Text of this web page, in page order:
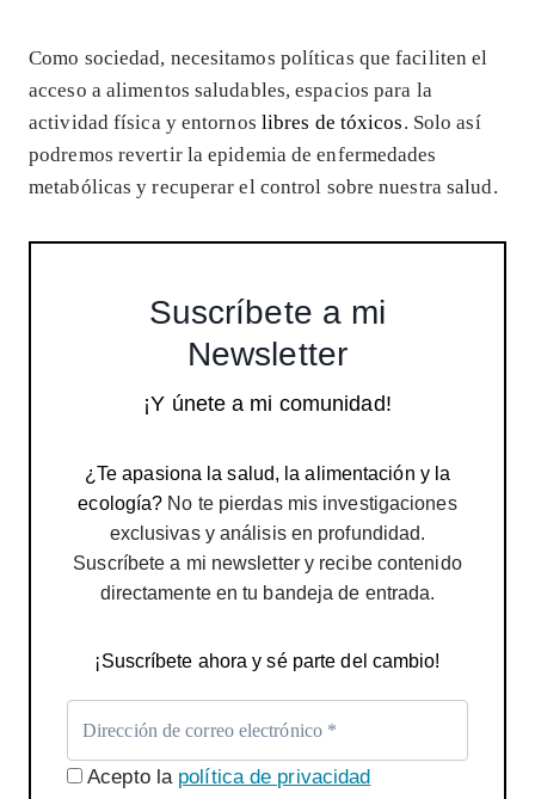
Como sociedad, necesitamos políticas que faciliten el
acceso a alimentos saludables, espacios para la
actividad física y entornos libres de tóxicos. Solo así
podremos revertir la epidemia de enfermedades
metabólicas y recuperar el control sobre nuestra salud.
Suscríbete a mi
Newsletter
¡Y únete a mi comunidad!
¿Te apasiona la salud, la alimentación y la
ecología? No te pierdas mis investigaciones
exclusivas y análisis en profundidad.
Suscríbete a mi newsletter y recibe contenido
directamente en tu bandeja de entrada.
¡Suscríbete ahora y sé parte del cambio!
Acepto la política de privacidad